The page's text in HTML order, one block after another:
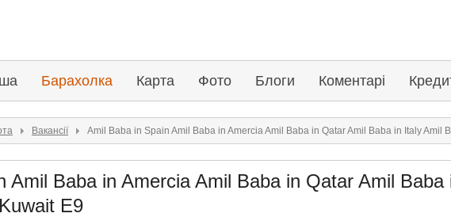
Барахолка Карта Фото Блоги Коментарі
Вакансії Amil Baba in Spain Amil Baba in Amercia Amil Baba in Qatar Amil Baba in Italy Amil
Amil Baba in Amercia Amil Baba in Qatar Amil Baba
E9